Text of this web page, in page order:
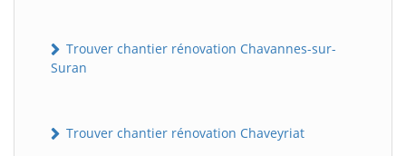
Trouver chantier rénovation Chavannes-sur-
Suran
Trouver chantier rénovation Chaveyriat